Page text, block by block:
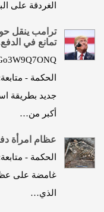
الغردقة على
ترامب ينقل
تمانع في
الحكمة -
جديد بطريقة
أكبر من…
عظام امرأة دفنت قبل 4500
الحكمة -
الذي…